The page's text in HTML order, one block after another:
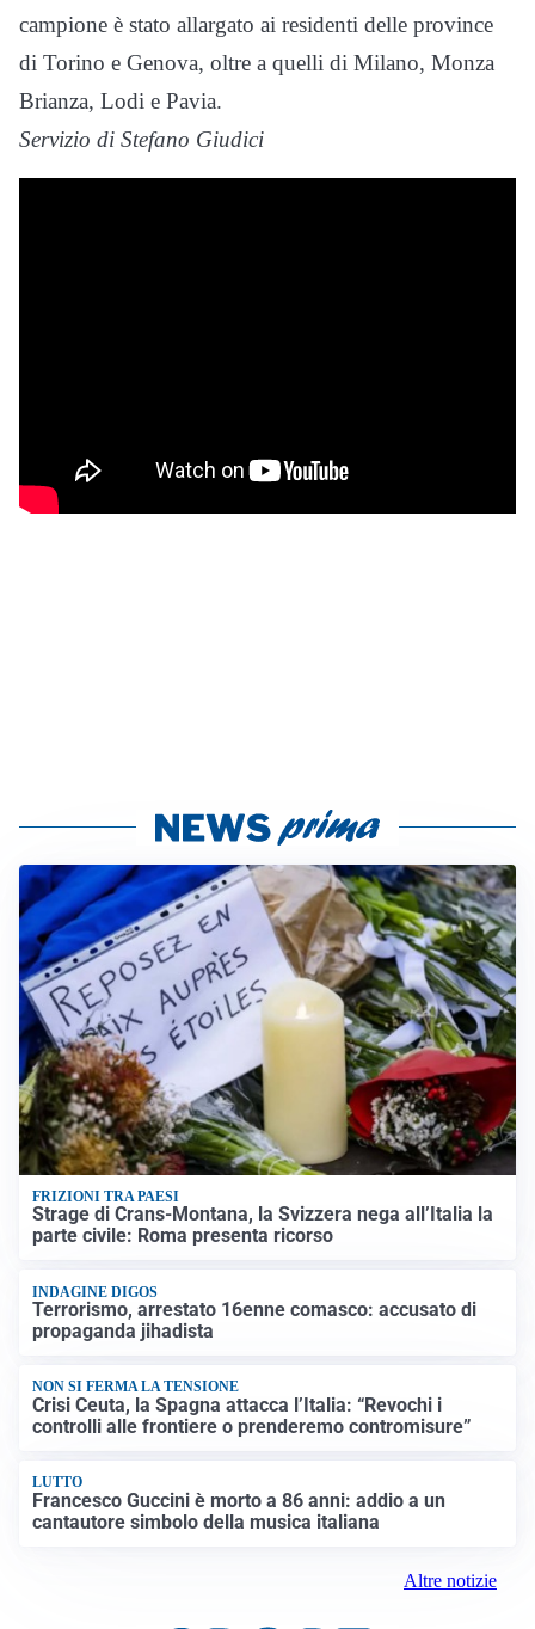
campione è stato allargato ai residenti delle province
di Torino e Genova, oltre a quelli di Milano, Monza
Brianza, Lodi e Pavia.
Servizio di Stefano Giudici
FRIZIONI TRA PAESI
Strage di Crans-Montana, la Svizzera nega all’Italia la
parte civile: Roma presenta ricorso
INDAGINE DIGOS
Terrorismo, arrestato 16enne comasco: accusato di
propaganda jihadista
NON SI FERMA LA TENSIONE
Crisi Ceuta, la Spagna attacca l’Italia: “Revochi i
controlli alle frontiere o prenderemo contromisure”
LUTTO
Francesco Guccini è morto a 86 anni: addio a un
cantautore simbolo della musica italiana
Altre notizie